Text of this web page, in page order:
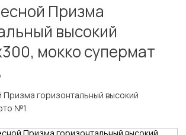
Призма
высокий
мокко супермат